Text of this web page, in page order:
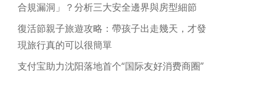
合規漏洞」？分析三大安全邊界與房型細節
復活節親子旅遊攻略：帶孩子出走幾天，才發
現旅行真的可以很簡單
支付宝助力沈阳落地首个“国际友好消费商圈”